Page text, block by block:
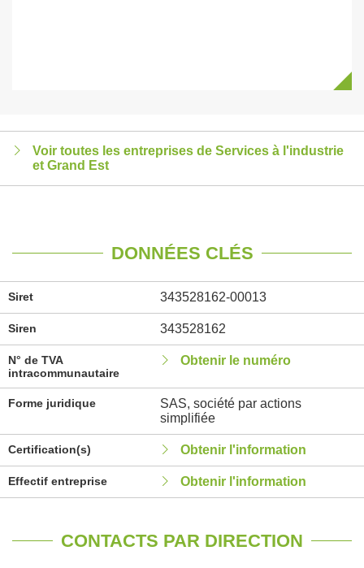
Voir toutes les entreprises de Services à l'industrie
et Grand Est
DONNÉES CLÉS
Siret 343528162-00013
Siren 343528162
N° de TVA
intracommunautaire
Obtenir le numéro
Forme juridique
SAS, société par actions
simplifiée
Certification(s) Obtenir l'information
Effectif entreprise Obtenir l'information
CONTACTS PAR DIRECTION